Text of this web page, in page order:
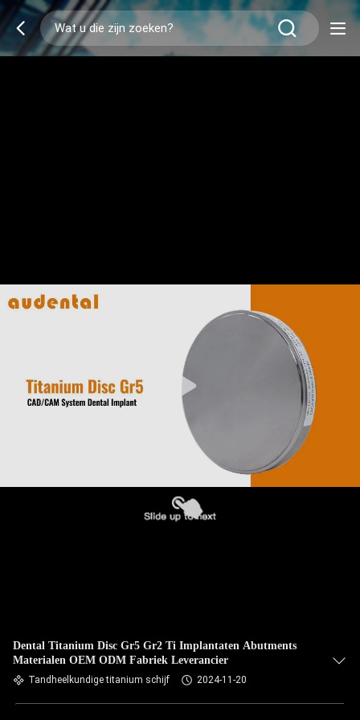
Dental Titanium Disc Gr5 Gr2 Ti Implantaten Abutments
Materialen OEM ODM Fabriek Leverancier
Tandheelkundige titanium schijf 2024-11-20